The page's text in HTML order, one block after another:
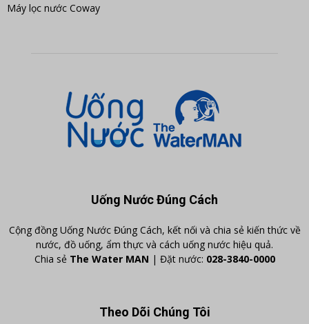
Máy lọc nước Coway
Uống Nước Đúng Cách
Cộng đồng Uống Nước Đúng Cách, kết nối và chia sẻ kiến thức về
nước, đồ uống, ẩm thực và cách uống nước hiệu quả.
Chia sẻ The Water MAN | Đặt nước: 028-3840-0000
Theo Dõi Chúng Tôi